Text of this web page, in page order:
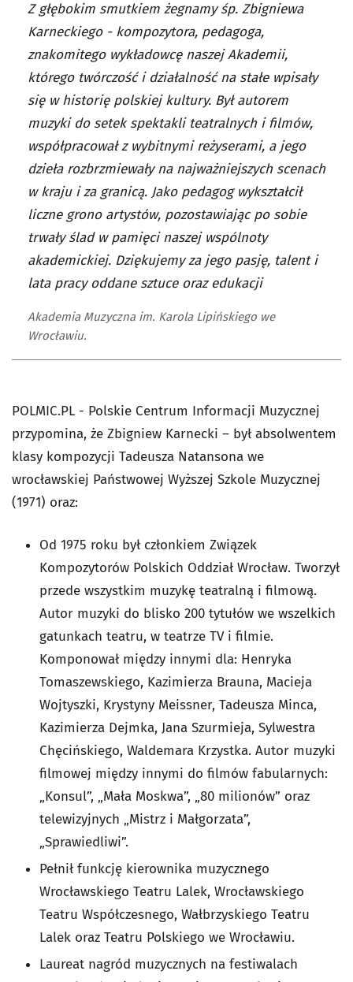
Z głębokim smutkiem żegnamy śp. Zbigniewa
Karneckiego - kompozytora, pedagoga,
znakomitego wykładowcę naszej Akademii,
którego twórczość i działalność na stałe wpisały
się w historię polskiej kultury. Był autorem
muzyki do setek spektakli teatralnych i filmów,
współpracował z wybitnymi reżyserami, a jego
dzieła rozbrzmiewały na najważniejszych scenach
w kraju i za granicą. Jako pedagog wykształcił
liczne grono artystów, pozostawiając po sobie
trwały ślad w pamięci naszej wspólnoty
akademickiej. Dziękujemy za jego pasję, talent i
lata pracy oddane sztuce oraz edukacji
Akademia Muzyczna im. Karola Lipińskiego we
Wrocławiu.
POLMIC.PL - Polskie Centrum Informacji Muzycznej
przypomina, że Zbigniew Karnecki – był absolwentem
klasy kompozycji Tadeusza Natansona we
wrocławskiej Państwowej Wyższej Szkole Muzycznej
(1971) oraz:
Od 1975 roku był członkiem Związek
Kompozytorów Polskich Oddział Wrocław. Tworzył
przede wszystkim muzykę teatralną i filmową.
Autor muzyki do blisko 200 tytułów we wszelkich
gatunkach teatru, w teatrze TV i filmie.
Komponował między innymi dla: Henryka
Tomaszewskiego, Kazimierza Brauna, Macieja
Wojtyszki, Krystyny Meissner, Tadeusza Minca,
Kazimierza Dejmka, Jana Szurmieja, Sylwestra
Chęcińskiego, Waldemara Krzystka. Autor muzyki
filmowej między innymi do filmów fabularnych:
„Konsul”, „Mała Moskwa”, „80 milionów” oraz
telewizyjnych „Mistrz i Małgorzata”,
„Sprawiedliwi”.
Pełnił funkcję kierownika muzycznego
Wrocławskiego Teatru Lalek, Wrocławskiego
Teatru Współczesnego, Wałbrzyskiego Teatru
Lalek oraz Teatru Polskiego we Wrocławiu.
Laureat nagród muzycznych na festiwalach